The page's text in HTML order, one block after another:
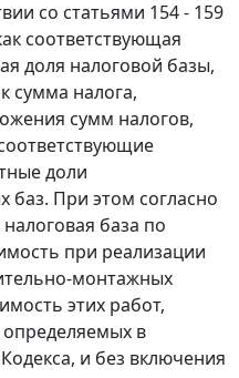
со статьями 154 - 159
соответствующая
доля налоговой базы,
сумма налога,
сумм налогов,
доли
баз. При этом согласно
налоговая база по
при реализации
монтажных
этих работ,
определяемых в
и без включения